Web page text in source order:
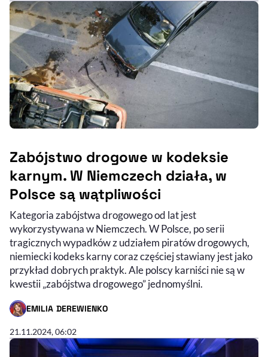
Zabójstwo drogowe w kodeksie
karnym. W Niemczech działa, w
Polsce są wątpliwości
Kategoria zabójstwa drogowego od lat jest
wykorzystywana w Niemczech. W Polsce, po serii
tragicznych wypadków z udziałem piratów drogowych,
niemiecki kodeks karny coraz częściej stawiany jest jako
przykład dobrych praktyk. Ale polscy karniści nie są w
kwestii „zabójstwa drogowego” jednomyślni.
EMILIA DEREWIENKO
- AUTOR ARTYKUŁU - PROFIL
21.11.2024, 06:02